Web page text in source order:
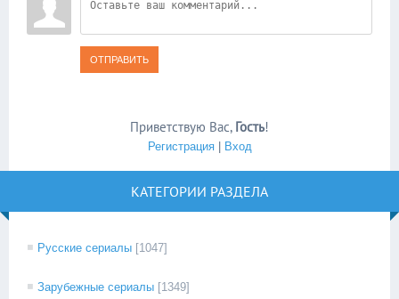
ОТПРАВИТЬ
Приветствую Вас, Гость!
Регистрация| Вход
КАТЕГОРИИ РАЗДЕЛА
Русские сериалы [1047]
Зарубежные сериалы [1349]